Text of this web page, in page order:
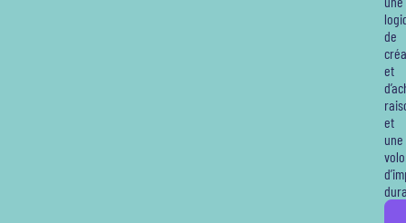
de
et
et
une